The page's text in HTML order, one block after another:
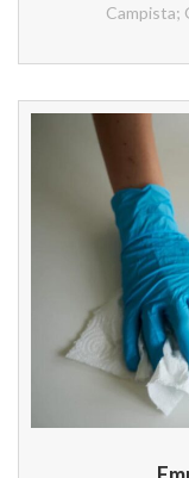
Campista;